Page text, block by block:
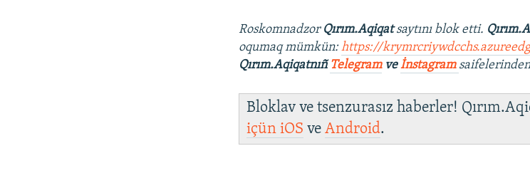
Roskomnadzor Qırım.Aqiqatsaytını blok etti.
oqumaq mümkün:https://
Qırım.AqiqatnıñTelegramveİnstagram
Bloklav ve tsenzurasız haberler!
içüniOS veAndroid.